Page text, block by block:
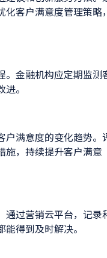
化客户满意度管理策略
。金融机构应定期监测
。
户满意度的变化趋势。
施，持续提升客户满意
通过营销云平台，记录
得到及时解决。